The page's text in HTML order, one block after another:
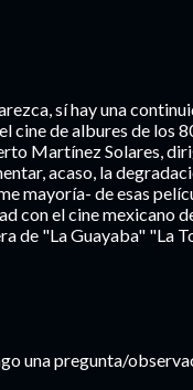
sí hay una
cine de albures de los
Martínez Solares,
acaso, la
mayoría- de esas
con el cine mexicano
de "La Guayaba" "La
una pregunta/